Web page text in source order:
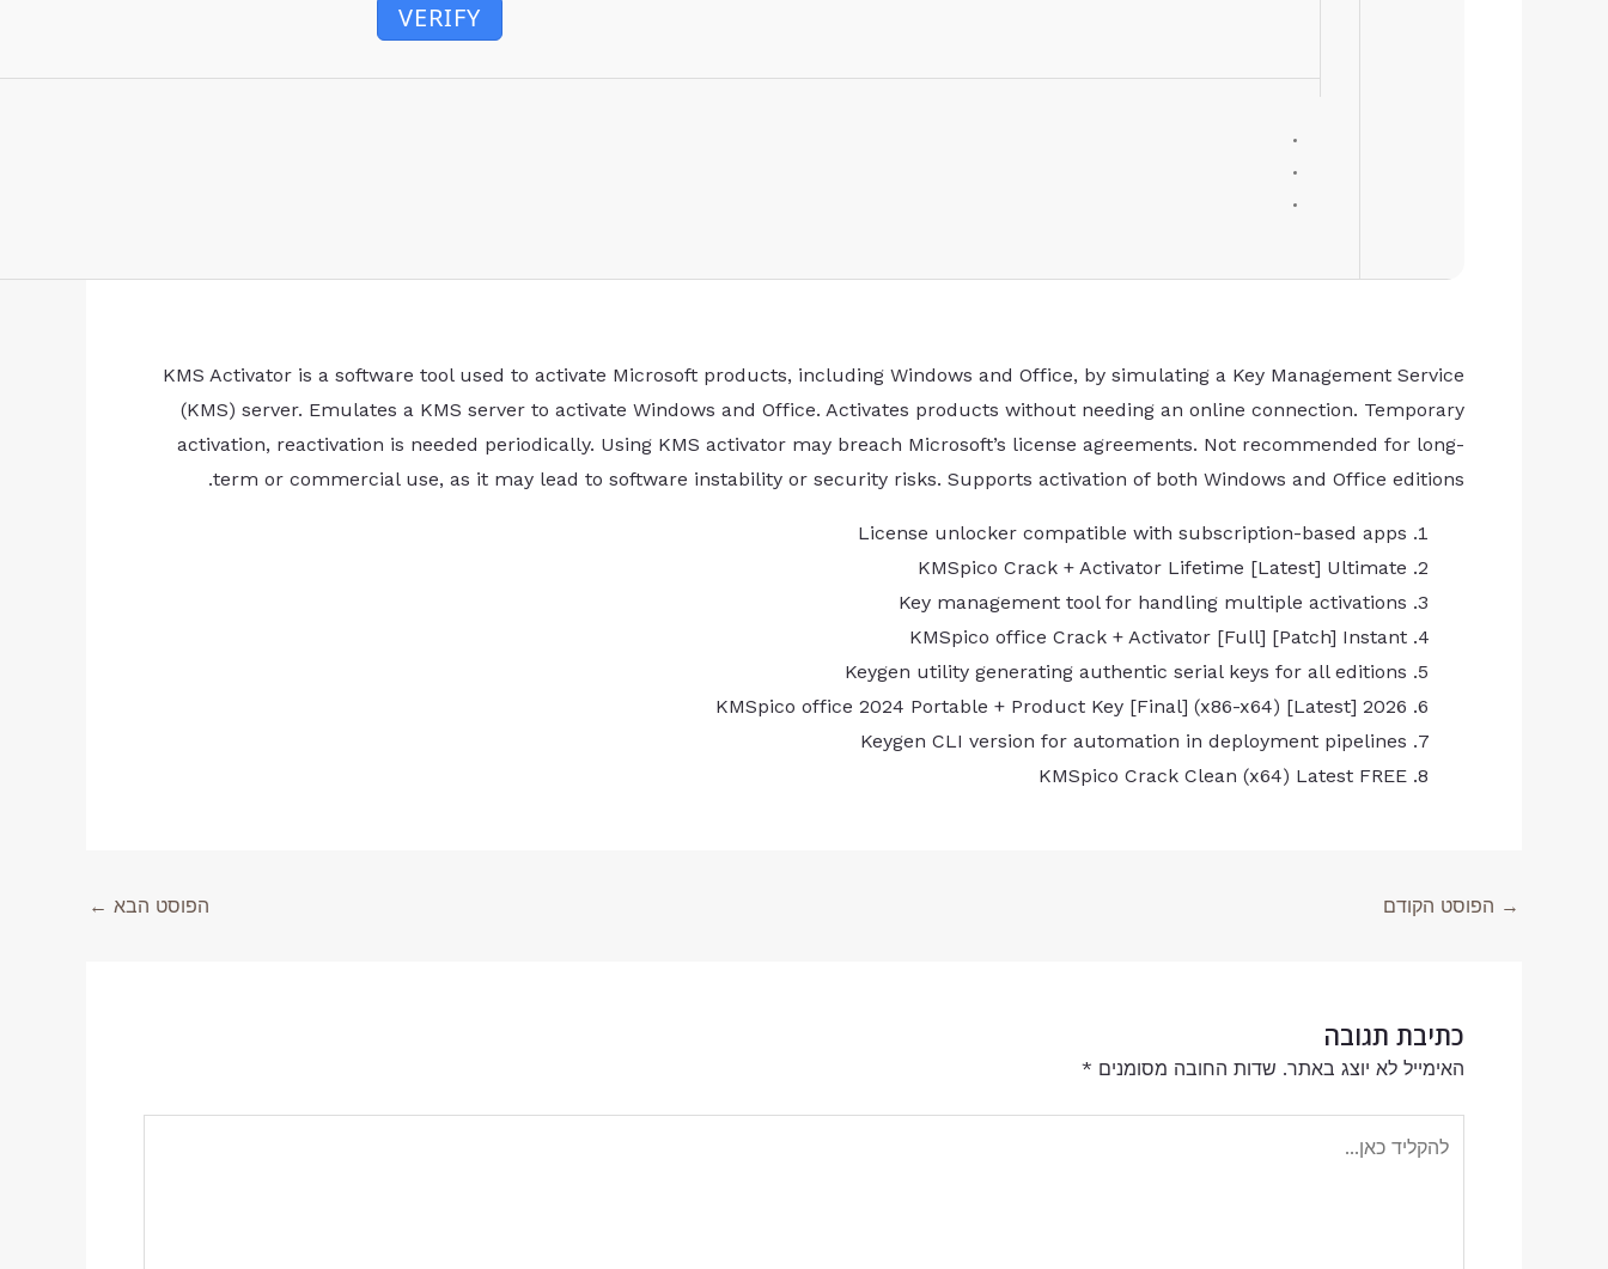
VERIFY
KMS Activator is a software tool used to activate Microsoft products, including Windows and Office, by simulating a Key Management Service
(KMS) server. Emulates a KMS server to activate Windows and Office. Activates products without needing an online connection. Temporary
activation, reactivation is needed periodically. Using KMS activator may breach Microsoft’s license agreements. Not recommended for long-
term or commercial use, as it may lead to software instability or security risks. Supports activation of both Windows and Office editions.
License unlocker compatible with subscription-based apps
KMSpico Crack + Activator Lifetime [Latest] Ultimate
Key management tool for handling multiple activations
KMSpico office Crack + Activator [Full] [Patch] Instant
Keygen utility generating authentic serial keys for all editions
KMSpico office 2024 Portable + Product Key [Final] (x86-x64) [Latest] 2026
Keygen CLI version for automation in deployment pipelines
KMSpico Crack Clean (x64) Latest FREE
→ הפוסט הקודם הפוסט הבא ←
כתיבת תגובה
האימייל לא יוצג באתר. שדות החובה מסומנים *